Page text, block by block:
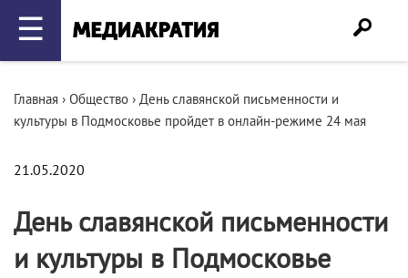
☰
Главная › Общество › День славянской письменности и
культуры в Подмосковье пройдет в онлайн-режиме 24 мая
21.05.2020
День славянской письменности
и культуры в Подмосковье